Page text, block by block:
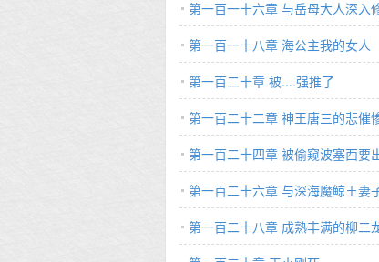
第一百一十六章 与岳母大人深入
第一百一十八章 海公主我的女人
第一百二十章 被....强推了
第一百二十二章 神王唐三的悲催
第一百二十四章 被偷窥波塞西要
第一百二十六章 与深海魔鲸王妻
第一百二十八章 成熟丰满的柳二